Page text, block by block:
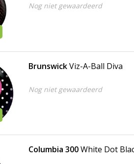
Nog niet gewaardeerd
BrunswickViz-A-Ball Diva
Nog niet gewaardeerd
Columbia 300White Dot